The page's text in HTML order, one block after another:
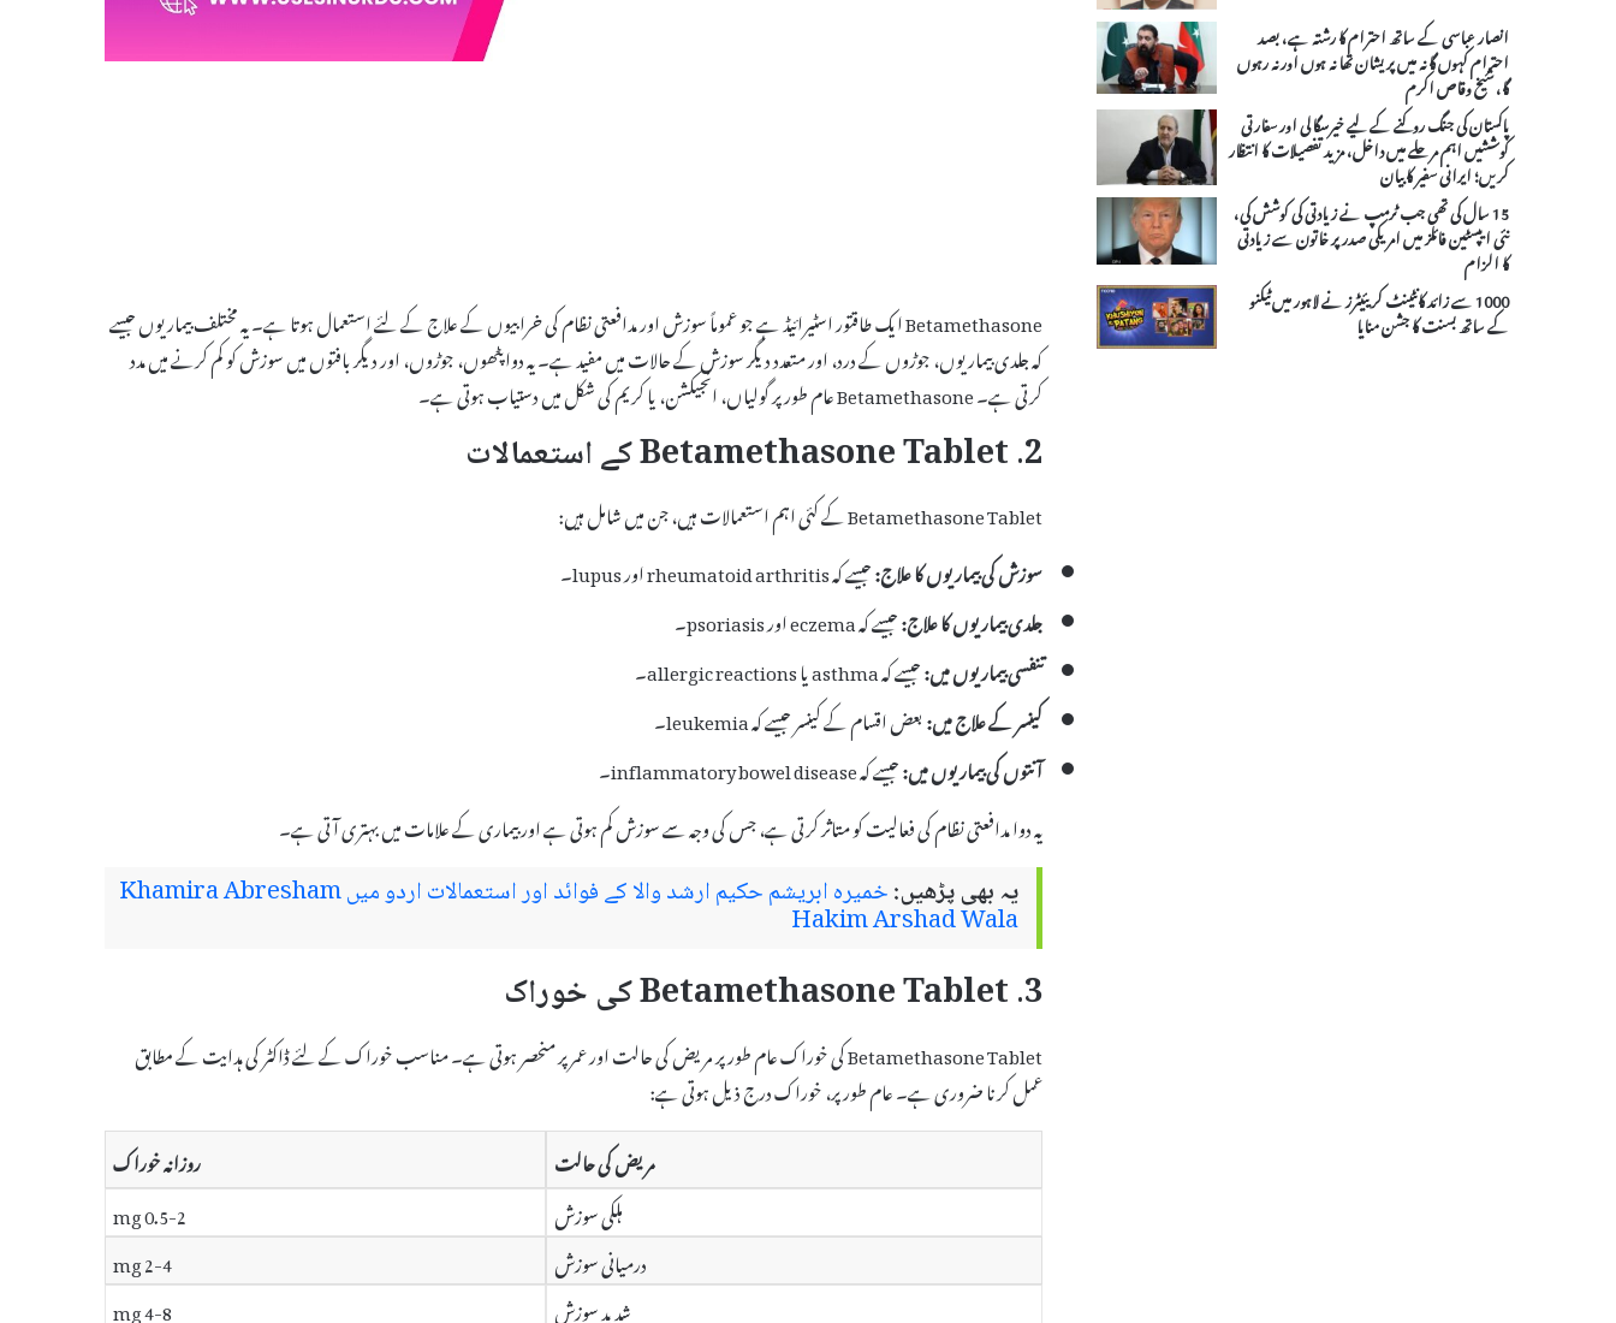
Betamethasone ایک طاقتور اسٹیرائیڈ ہے جو عموماً سوزش اور مدافعتی نظام کی خرابیوں کے علاج کے لئے استعمال ہوتا ہے۔ یہ مختلف بیماریوں جیسے
کہ جلدی بیماریوں، جوڑوں کے درد، اور متعدد دیگر سوزش کے حالات میں مفید ہے۔ یہ دوا پٹھوں، جوڑوں، اور دیگر بافتوں میں سوزش کو کم کرنے میں مدد
کرتی ہے۔ Betamethasone عام طور پر گولیاں، انجیکشن، یا کریم کی شکل میں دستیاب ہوتی ہے۔
2. Betamethasone Tablet کے استعمالات
Betamethasone Tablet کے کئی اہم استعمالات ہیں، جن میں شامل ہیں:
سوزش کی بیماریوں کا علاج:جیسے کہ rheumatoid arthritis اور lupus۔
جلدی بیماریوں کا علاج:جیسے کہ eczema اور psoriasis۔
تنفسی بیماریوں میں:جیسے کہ asthma یا allergic reactions۔
کینسر کے علاج میں:بعض اقسام کے کینسر جیسے کہ leukemia۔
آنتوں کی بیماریوں میں:جیسے کہ inflammatory bowel disease۔
یہ دوا مدافعتی نظام کی فعالیت کو متاثر کرتی ہے، جس کی وجہ سے سوزش کم ہوتی ہے اور بیماری کے علامات میں بہتری آتی ہے۔
یہ بھی پڑھیں: خمیرہ ابریشم حکیم ارشد والا کے فوائد اور استعمالات اردو میں Khamira Abresham
Hakim Arshad Wala
3. Betamethasone Tablet کی خوراک
Betamethasone Tablet کی خوراک عام طور پر مریض کی حالت اور عمر پر منحصر ہوتی ہے۔ مناسب خوراک کے لئے ڈاکٹر کی ہدایت کے مطابق
عمل کرنا ضروری ہے۔ عام طور پر، خوراک درج ذیل ہوتی ہے:
مریض کی حالت
روزانہ خوراک
ہلکی سوزش
0.5-2 mg
درمیانی سوزش
2-4 mg
شدید سوزش
4-8 mg
انصار عباسی کے ساتھ احترام کا رشتہ ہے، بصد
احترام کہوں گا نہ میں پریشان تھا نہ ہوں اور نہ رہوں
گا، شیخ وقاص اکرم
پاکستان کی جنگ روکنے کے لیے خیرسگالی اور سفارتی
کوششیں اہم مرحلے میں داخل، مزید تفصیلات کا انتظار
کریں؛ ایرانی سفیر کا بیان
15 سال کی تھی جب ٹرمپ نے زیادتی کی کوشش کی،
نئی ایپسٹین فائلز میں امریکی صدر پر خاتون سے زیادتی
کا الزام
1000 سے زائد کانٹینٹ کریئیٹرز نے لاہور میں ٹیکنو
کے ساتھ بسنت کا جشن منایا